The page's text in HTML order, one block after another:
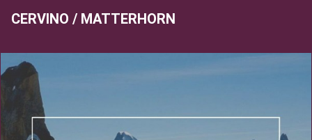
CERVINO / MATTERHORN